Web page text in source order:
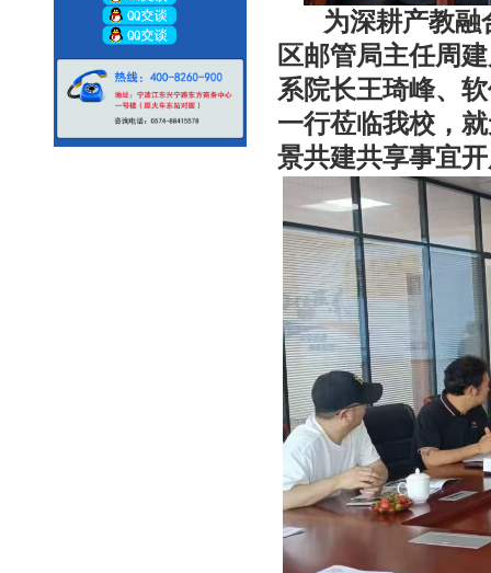
为深耕产教
区邮管局主任周
系院长王琦峰、
一行莅临我校，
景共建共享事宜